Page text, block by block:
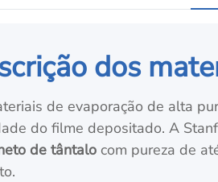
dos
de evaporação de alta
do filme depositado. A
de tântalo com pureza de